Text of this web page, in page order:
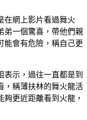
在網上影片看過舞火
弟一個驚喜，帶他們親
能會有危險，稱自己更
表示，過往一直都是到
，稱薄扶林的舞火龍活
更近距離看到火龍，